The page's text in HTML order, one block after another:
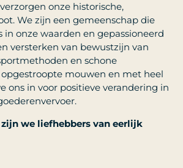
onze historische,
We zijn een gemeenschap die
in onze waarden en gepassioneerd
versterken van bewustzijn van
en schone
mouwen en met heel
ons in voor positieve verandering in
we liefhebbers van eerlijk